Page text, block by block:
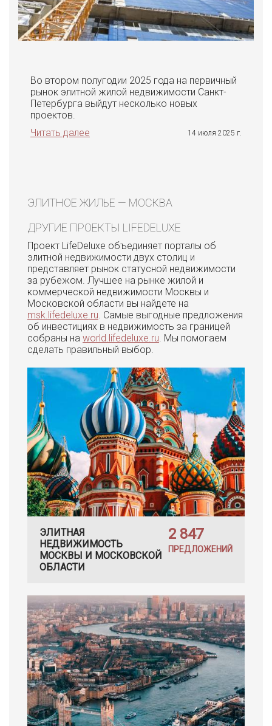
Во втором полугодии 2025 года на первичный
рынок элитной жилой недвижимости Санкт-
Петербурга выйдут несколько новых
проектов.
Читать далее
14 июля 2025 г.
ЭЛИТНОЕ ЖИЛЬЕ — МОСКВА
ДРУГИЕ ПРОЕКТЫ LIFEDELUXE
Проект LifeDeluxe объединяет порталы об
элитной недвижимости двух столиц и
представляет рынок статусной недвижимости
за рубежом. Лучшее на рынке жилой и
коммерческой недвижимости Москвы и
Московской области вы найдете на
msk.lifedeluxe.ru . Самые выгодные предложения
об инвестициях в недвижимость за границей
собраны на world.lifedeluxe.ru . Мы помогаем
сделать правильный выбор.
ЭЛИТНАЯ
НЕДВИЖИМОСТЬ
МОСКВЫ И МОСКОВСКОЙ
ОБЛАСТИ
2 847
ПРЕДЛОЖЕНИЙ